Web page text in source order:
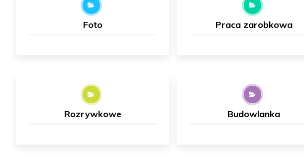
Foto Praca zarobkowa
Rozrywkowe Budowlanka